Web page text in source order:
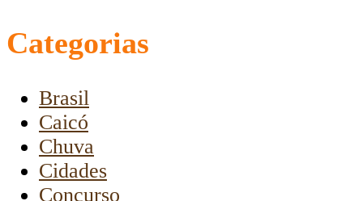
Categorias
Brasil
Caicó
Chuva
Cidades
Concurso